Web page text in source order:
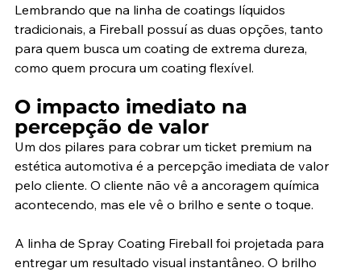
Lembrando que na linha de coatings líquidos
tradicionais, a Fireball possuí as duas opções, tanto
para quem busca um coating de extrema dureza,
como quem procura um coating flexível.
O impacto imediato na
percepção de valor
Um dos pilares para cobrar um ticket premium na
estética automotiva é a percepção imediata de valor
pelo cliente. O cliente não vê a ancoragem química
acontecendo, mas ele vê o brilho e sente o toque.
A linha de Spray Coating Fireball foi projetada para
entregar um resultado visual instantâneo. O brilho